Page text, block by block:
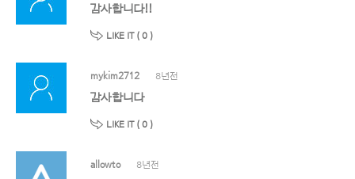
감사합니다!!
LIKE IT ( 0 )
mykim2712 8년전
감사합니다
LIKE IT ( 0 )
allowto 8년전